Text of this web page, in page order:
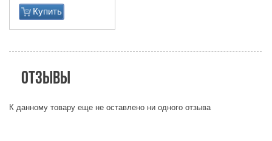
Купить
Отзывы
К данному товару еще не оставлено ни одного отзыва